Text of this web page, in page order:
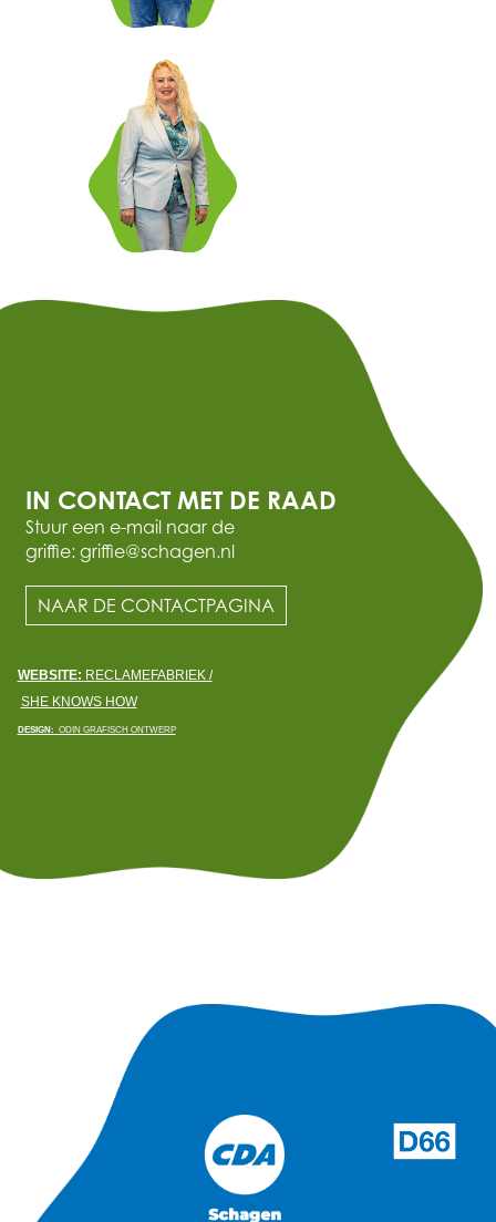
IN CONTACT MET DE RAAD
Stuur een e-mail naar de
griffie: griffie@schagen.nl
NAAR DE CONTACTPAGINA
WEBSITE: RECLAMEFABRIEK /
SHE KNOWS HOW
DESIGN: ODIN GRAFISCH ONTWERP